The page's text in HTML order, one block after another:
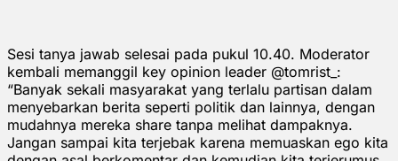
Sesi tanya jawab selesai pada pukul 10.40. Moderator
kembali memanggil key opinion leader @tomrist_:
“Banyak sekali masyarakat yang terlalu partisan dalam
menyebarkan berita seperti politik dan lainnya, dengan
mudahnya mereka share tanpa melihat dampaknya.
Jangan sampai kita terjebak karena memuaskan ego kita